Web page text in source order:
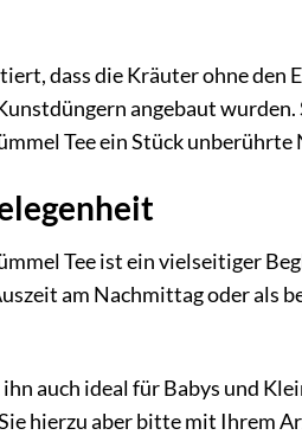
dass die Kräuter ohne den
angebaut wurden.
Tee ein Stück unberührte
Tee ist ein vielseitiger
am Nachmittag oder als
auch ideal für Babys und
hierzu aber bitte mit Ihrem